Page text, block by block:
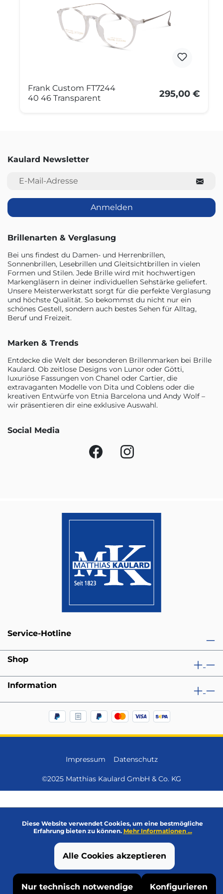
Frank Custom FT7244
40 46 Transparent
295,00 €
Kaulard Newsletter
E-Mail-Adresse
Anmelden
Brillenarten & Verglasung
Bei uns findest du Damen- und Herrenbrillen,
Sonnenbrillen, Lesebrillen und Gleitsichtbrillen in vielen
Formen und Stilen. Jede Brille wird mit hochwertigen
Markengläsern in deiner individuellen Sehstärke geliefert.
Unsere Meisterwerkstatt sorgt für die perfekte Verglasung
und höchste Qualität. So bekommst du nicht nur ein
schönes Gestell, sondern auch bestes Sehen für Alltag,
Beruf und Freizeit.
Marken & Trends
Entdecke die Welt der besonderen Brillenmarken bei Brille
Kaulard. Ob zeitlose Designs von Lunor oder Götti,
luxuriöse Fassungen von Chanel oder Cartier, die
extravaganten Modelle von Dita und Coblens oder die
kreativen Entwürfe von Etnia Barcelona und Andy Wolf –
wir präsentieren dir eine exklusive Auswahl.
Social Media
Service-Hotline
Shop
Information
Impressum Datenschutz
©2025 Matthias Kaulard GmbH & Co. KG
Diese Website verwendet Cookies, um eine bestmögliche
Erfahrung bieten zu können. Mehr Informationen ...
Nur technisch notwendige Konfigurieren
Alle Cookies akzeptieren